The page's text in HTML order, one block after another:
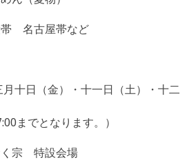
名古屋帯など
日（金）・十一日（土）・十二
までとなります。）
宗 特設会場